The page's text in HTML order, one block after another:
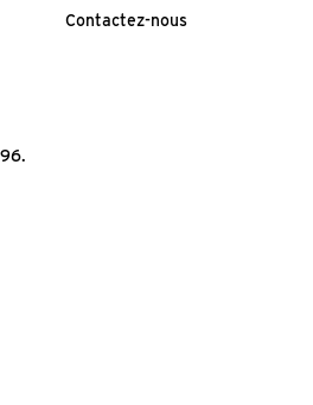
Contactez-nous